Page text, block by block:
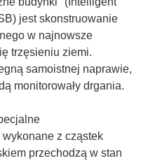
jest skonstruowanie
w najnowsze
trzęsieniu ziemi.
samoistnej naprawie,
monitorowały drgania.
z cząstek
przechodzą w stan